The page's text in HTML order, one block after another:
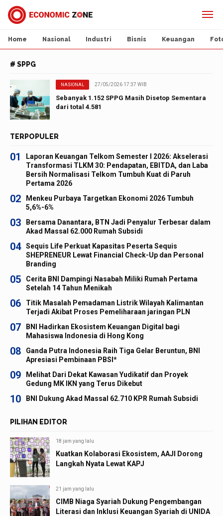
Home Nasional Industri Bisnis Keuangan
# SPPG
NASIONAL 27/05/2026 17:37 WIB
Sebanyak 1.152 SPPG Masih Disetop Sementara
dari total 4.581
TERPOPULER
01
Laporan Keuangan Telkom Semester I 2026: Akselerasi
Transformasi TLKM 30: Pendapatan, EBITDA, dan Laba
Bersih Normalisasi Telkom Tumbuh Kuat di Paruh
Pertama 2026
02
Menkeu Purbaya Targetkan Ekonomi 2026 Tumbuh
5,6%-6%
03
Bersama Danantara, BTN Jadi Penyalur Terbesar dalam
Akad Massal 62.000 Rumah Subsidi
04
Sequis Life Perkuat Kapasitas Peserta Sequis
SHEPRENEUR Lewat Financial Check-Up dan Personal
Branding
05
Cerita BNI Dampingi Nasabah Miliki Rumah Pertama
Setelah 14 Tahun Menikah
06
Titik Masalah Pemadaman Listrik Wilayah Kalimantan
Terjadi Akibat Proses Pemeliharaan jaringan PLN
07
BNI Hadirkan Ekosistem Keuangan Digital bagi
Mahasiswa Indonesia di Hong Kong
08
Ganda Putra Indonesia Raih Tiga Gelar Beruntun, BNI
Apresiasi Pembinaan PBSI*
09
Melihat Dari Dekat Kawasan Yudikatif dan Proyek
Gedung MK IKN yang Terus Dikebut
10 BNI Dukung Akad Massal 62.710 KPR Rumah Subsidi
PILIHAN EDITOR
18 jam yang lalu
Kuatkan Kolaborasi Ekosistem, AAJI Dorong
Langkah Nyata Lewat KAPJ
21 jam yang lalu
CIMB Niaga Syariah Dukung Pengembangan
Literasi dan Inklusi Keuangan Syariah di UNIDA